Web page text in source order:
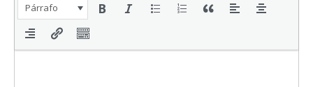
Párrafo